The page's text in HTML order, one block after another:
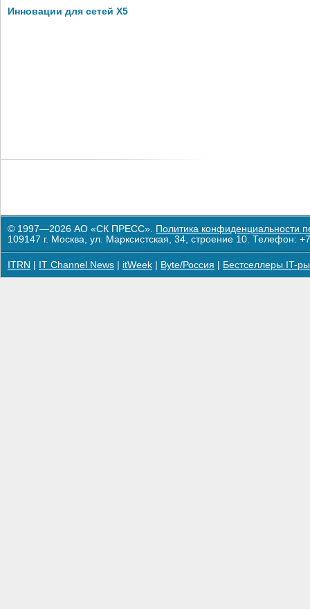
Инновации для сетей X5
© 1997—2026 АО «СК ПРЕСС». Политика конфиденциальности
109147 г. Москва, ул. Марксистская, 34, строение 10. Телефон:
ITRN IT Channel News itWeek Byte/Россия Бестселлеры IT-